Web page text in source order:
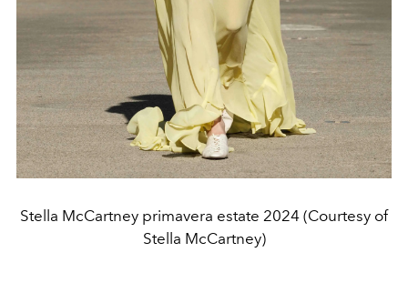
Stella McCartney primavera estate 2024 (Courtesy of
Stella McCartney)